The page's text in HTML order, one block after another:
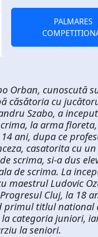
PALMARES
Orban, cunoscută
căsătoria cu
Szabo, a
la arma
ani, dupa ce
casatorita cu un
scrima, si-a dus
de scrima. La
maestrul Ludovic
Cluj, la 18
primul titlul national
la categoria juniori,
la seniori.